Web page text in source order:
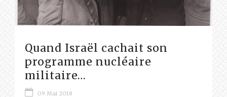
Quand Israël cachait son
programme nucléaire
militaire…
09 Mai 2018